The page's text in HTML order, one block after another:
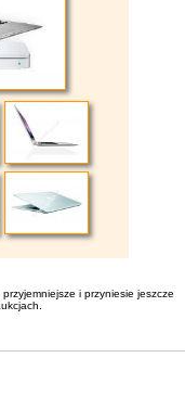
koloru ramki
serwis GalerieAllegro.pl
poniżej przykład